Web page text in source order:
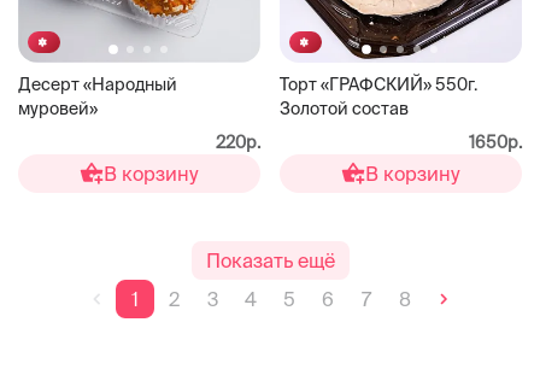
Десерт «Народный
муровей»
220р.
В корзину
Торт «ГРАФСКИЙ» 550г.
Золотой состав
1650р.
В корзину
Показать ещё
1
2 3 4 5 6 7 8